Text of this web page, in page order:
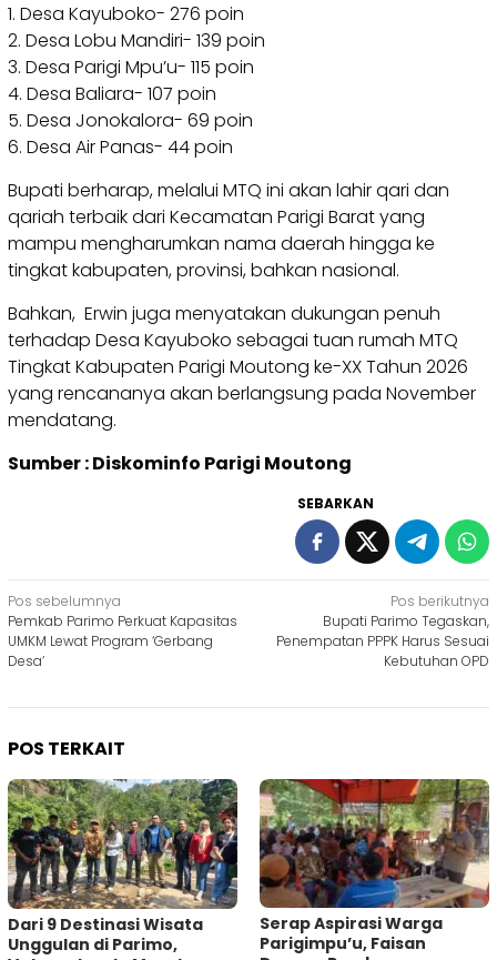
1. Desa Kayuboko- 276 poin
2. Desa Lobu Mandiri- 139 poin
3. Desa Parigi Mpu’u- 115 poin
4. Desa Baliara- 107 poin
5. Desa Jonokalora- 69 poin
6. Desa Air Panas- 44 poin
Bupati berharap, melalui MTQ ini akan lahir qari dan
qariah terbaik dari Kecamatan Parigi Barat yang
mampu mengharumkan nama daerah hingga ke
tingkat kabupaten, provinsi, bahkan nasional.
Bahkan, Erwin juga menyatakan dukungan penuh
terhadap Desa Kayuboko sebagai tuan rumah MTQ
Tingkat Kabupaten Parigi Moutong ke-XX Tahun 2026
yang rencananya akan berlangsung pada November
mendatang.
Sumber : Diskominfo Parigi Moutong
SEBARKAN
Navigasi
pos
Pos sebelumnya
Pemkab Parimo Perkuat Kapasitas
UMKM Lewat Program ‘Gerbang
Desa’
Pos berikutnya
Bupati Parimo Tegaskan,
Penempatan PPPK Harus Sesuai
Kebutuhan OPD
POS TERKAIT
Dari 9 Destinasi Wisata
Unggulan di Parimo,
Serap Aspirasi Warga
Parigimpu’u, Faisan